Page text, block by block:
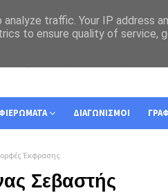
ΔΙΑΓΩΝΙΣΜΟΙ
Έκφρασης
Σεβαστής
traffic. Your IP address
to ensure quality of service,